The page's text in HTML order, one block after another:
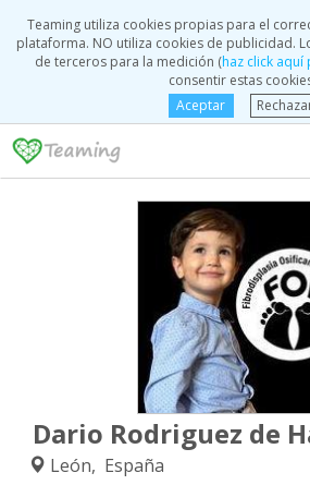
Teaming utiliza cookies propias para el
plataforma. NO utiliza cookies de publicidad.
de terceros para la medición (haz click aquí
consentir estas
Aceptar
Dario Rodriguez de
León, España